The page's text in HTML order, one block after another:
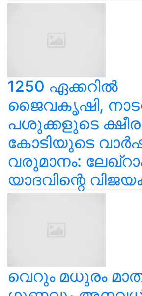
1250 ഏക്കറിൽ
ജൈവകൃഷി,
പശുക്കളുടെ
കോടിയുടെ
വരുമാനം:
യാദവിന്റെ
വെറും മധുരം